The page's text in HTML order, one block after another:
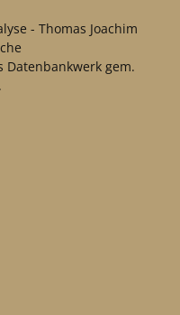
- Thomas Joachim
gem.